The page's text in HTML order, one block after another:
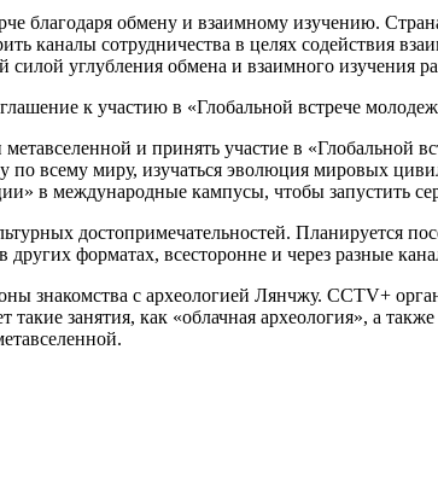
благодаря обмену и взаимному изучению.
каналы сотрудничества в целях содействия
углубления обмена и взаимного изучения
к участию в «Глобальной встрече
и принять участие в «Глобальной
по всему миру, изучаться эволюция мировых
в международные кампусы, чтобы запустить
достопримечательностей. Планируется
других форматах, всесторонне и через разные
знакомства с археологией Лянчжу. CCTV+
такие занятия, как «облачная археология», а